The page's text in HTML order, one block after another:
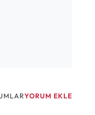
YORUM EKLE